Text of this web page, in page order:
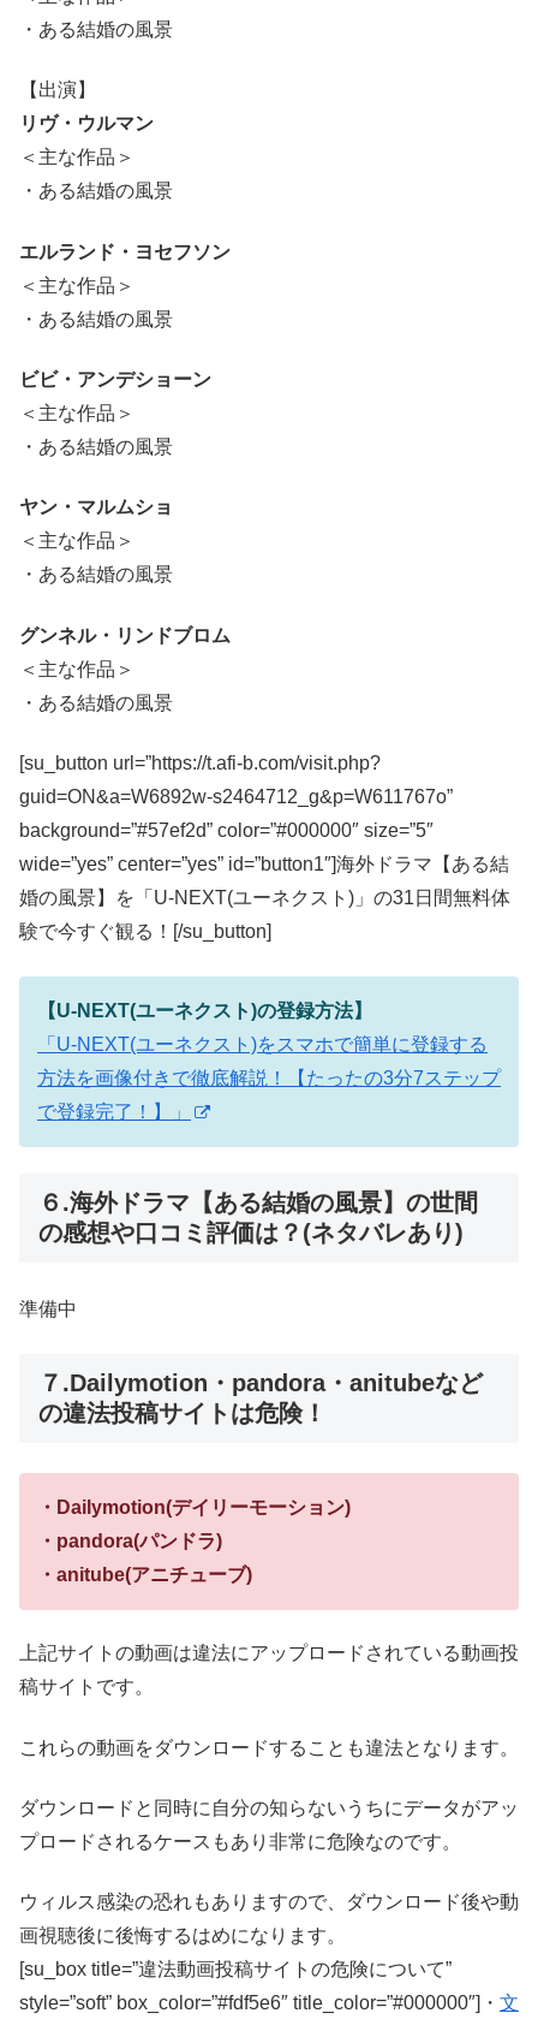
・ある結婚の風景
【出演】
リヴ・ウルマン
＜主な作品＞
・ある結婚の風景
エルランド・ヨセフソン
＜主な作品＞
・ある結婚の風景
ビビ・アンデショーン
＜主な作品＞
・ある結婚の風景
ヤン・マルムショ
＜主な作品＞
・ある結婚の風景
グンネル・リンドブロム
＜主な作品＞
・ある結婚の風景
[su_button url=”https://t.afi-b.com/visit.php?
guid=ON&a=W6892w-s2464712_g&p=W611767o”
background=”#57ef2d” color=”#000000″ size=”5″
wide=”yes” center=”yes” id=”button1″]海外ドラマ【ある結
婚の風景】を「U-NEXT(ユーネクスト)」の31日間無料体
験で今すぐ観る！[/su_button]
【U-NEXT(ユーネクスト)の登録方法】
「U-NEXT(ユーネクスト)をスマホで簡単に登録する
方法を画像付きで徹底解説！【たったの3分7ステップ
で登録完了！】」
６.海外ドラマ【ある結婚の風景】の世間
の感想や口コミ評価は？(ネタバレあり)
準備中
７.Dailymotion・pandora・anitubeなど
の違法投稿サイトは危険！
・Dailymotion(デイリーモーション)
・pandora(パンドラ)
・anitube(アニチューブ)
上記サイトの動画は違法にアップロードされている動画投
稿サイトです。
これらの動画をダウンロードすることも違法となります。
ダウンロードと同時に自分の知らないうちにデータがアッ
プロードされるケースもあり非常に危険なのです。
ウィルス感染の恐れもありますので、ダウンロード後や動
画視聴後に後悔するはめになります。
[su_box title=”違法動画投稿サイトの危険について”
style=”soft” box_color=”#fdf5e6″ title_color=”#000000″]・ 文